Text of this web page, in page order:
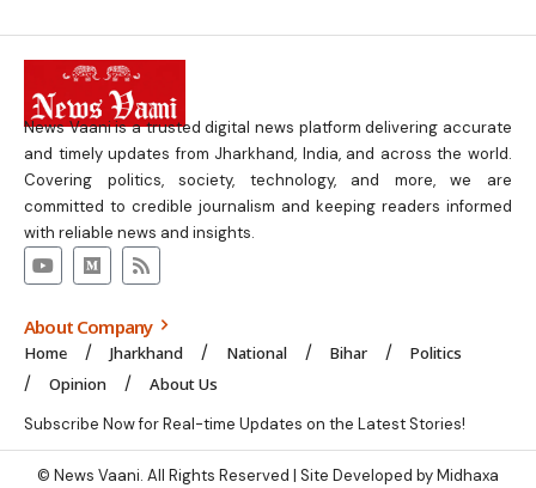
News Vaani is a trusted digital news platform delivering accurate
and timely updates from Jharkhand, India, and across the world.
Covering politics, society, technology, and more, we are
committed to credible journalism and keeping readers informed
with reliable news and insights.
About Company
Home Jharkhand National Bihar
Politics
Opinion
About Us
Subscribe Now for Real-time Updates on the Latest Stories!
© News Vaani. All Rights Reserved | Site Developed by Midhaxa